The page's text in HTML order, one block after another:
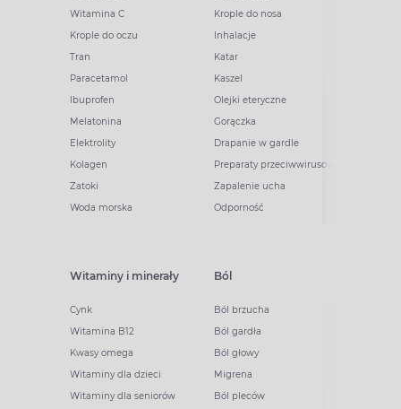
Witamina C
Krople do oczu
Tran
Paracetamol
Ibuprofen
Melatonina
Elektrolity
Kolagen
Zatoki
Woda morska
Krople do nosa
Inhalacje
Katar
Kaszel
Olejki eteryczne
Gorączka
Drapanie w gardle
Preparaty przeciwwirusowe
Zapalenie ucha
Odporność
Witaminy i minerały
Cynk
Witamina B12
Kwasy omega
Witaminy dla dzieci
Witaminy dla seniorów
Ból
Ból brzucha
Ból gardła
Ból głowy
Migrena
Ból pleców